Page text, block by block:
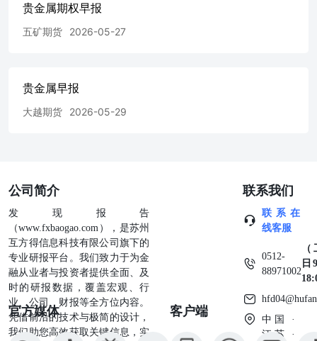
贵金属期权早报
五矿期货 2026-05-27
贵金属早报
大越期货 2026-05-29
公司简介
发现报告
（www.fxbaogao.com），是苏州
互方得信息科技有限公司旗下的
专业研报平台。我们致力于为金
融从业者与投资者提供全面、及
时的研报数据，覆盖宏观、行
业、公司、财报等全方位内容。
凭借前沿的技术与极简的设计，
我们助您高效获取关键信息，实
官方媒体 客户端
联系我们
联系在
线客服
0512-
88971002
日
中国 ·
江苏 ·